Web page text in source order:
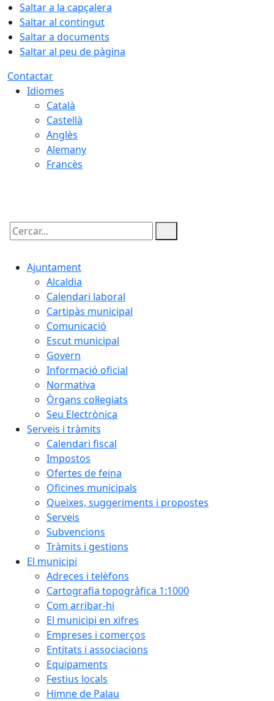
Saltar a la capçalera
Saltar al contingut
Saltar a documents
Saltar al peu de pàgina
Contactar
Idiomes
Català
Castellà
Anglès
Alemany
Francès
Cercar:
Ajuntament
Alcaldia
Calendari laboral
Cartipàs municipal
Comunicació
Escut municipal
Govern
Informació oficial
Normativa
Òrgans col·legiats
Seu Electrònica
Serveis i tràmits
Calendari fiscal
Impostos
Ofertes de feina
Oficines municipals
Queixes, suggeriments i propostes
Serveis
Subvencions
Tràmits i gestions
El municipi
Adreces i telèfons
Cartografia topogràfica 1:1000
Com arribar-hi
El municipi en xifres
Empreses i comerços
Entitats i associacions
Equipaments
Festius locals
Himne de Palau